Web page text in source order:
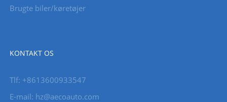
Brugte biler/køretøjer
KONTAKT OS
Tlf: +8613600933547
E-mail: hz@aecoauto.com